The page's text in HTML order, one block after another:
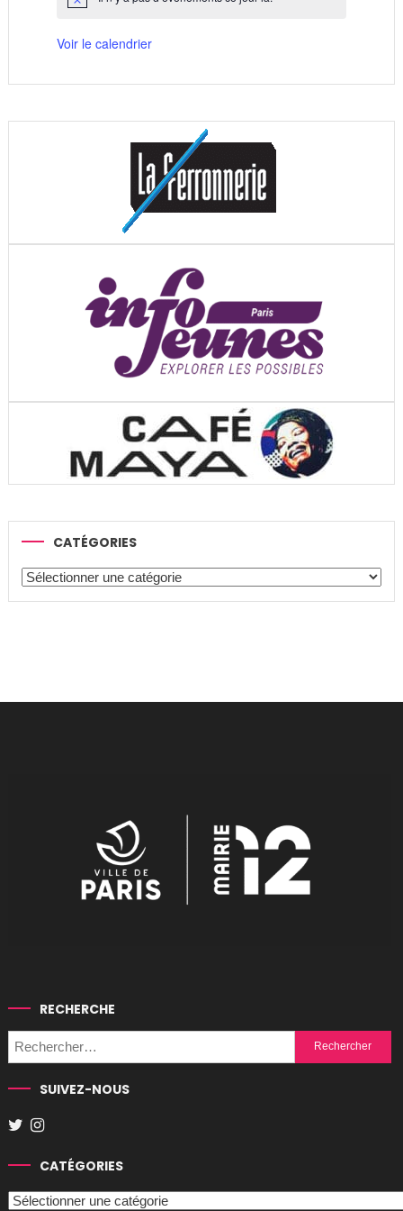
Voir le calendrier
CATÉGORIES
Catégories
RECHERCHE
Rechercher :
SUIVEZ-NOUS
CATÉGORIES
Catégories